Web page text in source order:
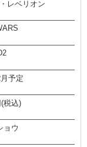
レベリオン
予定
税込)
ョウ